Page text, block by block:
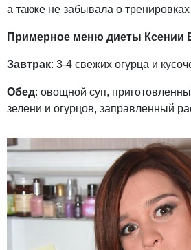
а также не забывала о
Примерное меню диеты Ксении
Завтрак: 3-4 свежих огурца и
Обед: овощной суп,
зелени и огурцов, заправленный